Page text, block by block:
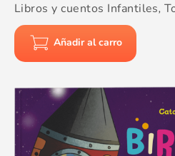
Libros y cuentos Infantiles,
Añadir al carro